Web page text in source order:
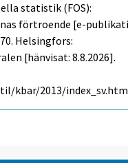
statistik (FOS):
förtroende [e-
Helsingfors:
[hänvisat: 8.8.2026].
kbar/2013/